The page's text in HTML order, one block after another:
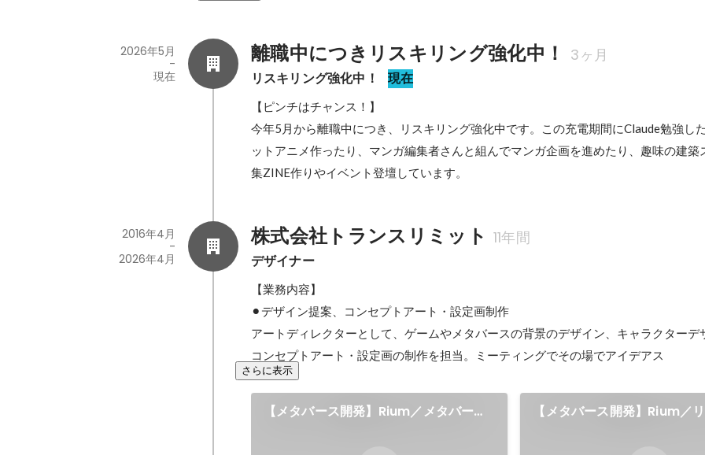
離職中につきリスキリング強化中！ 3ヶ月
リスキリング強化中！ 現在
2026年5月
-
現在
【ピンチはチャンス！】
今年5月から離職中につき、リスキリング強化中です。この充電期間にClaude勉強し
ットアニメ作ったり、マンガ編集者さんと組んでマンガ企画を進めたり、趣味の建築
集ZINE作りやイベント登壇しています。
株式会社トランスリミット 11年間
デザイナー
2016年4月
-
2026年4月
【業務内容】
⚫︎デザイン提案、コンセプトアート・設定画制作
アートディレクターとして、ゲームやメタバースの背景のデザイン、キャラクターデ
コンセプトアート・設定画の制作を担当。ミーティングでその場でアイデアス
さらに表示
【メタバース開発】Rium／メタバース
【メタバース開発】Rium／